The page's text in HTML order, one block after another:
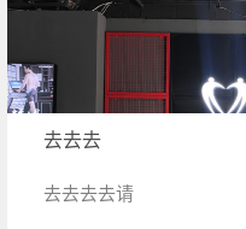
去去去
去去去去请